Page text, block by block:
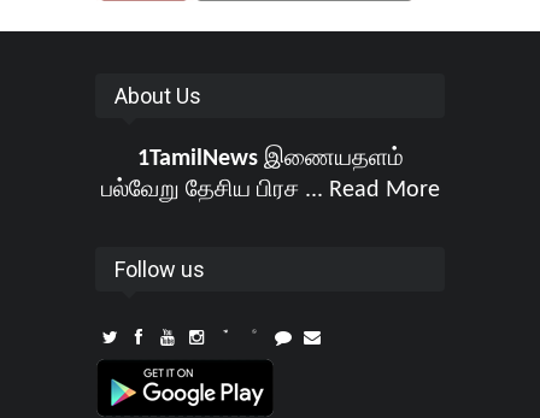
About Us
1TamilNewsஇணையதளம்
பல்வேறு தேசிய பிரச ... Read More
Follow us